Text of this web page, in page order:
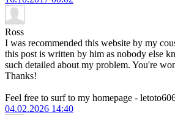
Ross
I was recommended this website by my
this post is written by him as nobody else
such detailed about my problem. You're
Thanks!
Feel free to surf to my homepage -
04.02.2026 14:40